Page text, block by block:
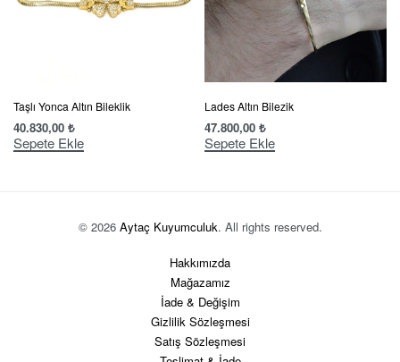
Taşlı Yonca Altın Bileklik
40.830,00 ₺
Sepete Ekle
Lades Altın Bilezik
47.800,00 ₺
Sepete Ekle
© 2026 Aytaç Kuyumculuk. All rights reserved.
Hakkımızda
Mağazamız
İade & Değişim
Gizlilik Sözleşmesi
Satış Sözleşmesi